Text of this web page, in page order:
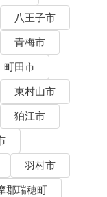
八王子市
青梅市
町田市
東村山市
狛江市
羽村市
郡瑞穂町